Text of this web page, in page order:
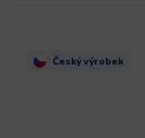
Český výrobek